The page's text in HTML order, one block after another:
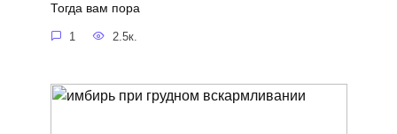
Тогда вам пора
1 2.5к.